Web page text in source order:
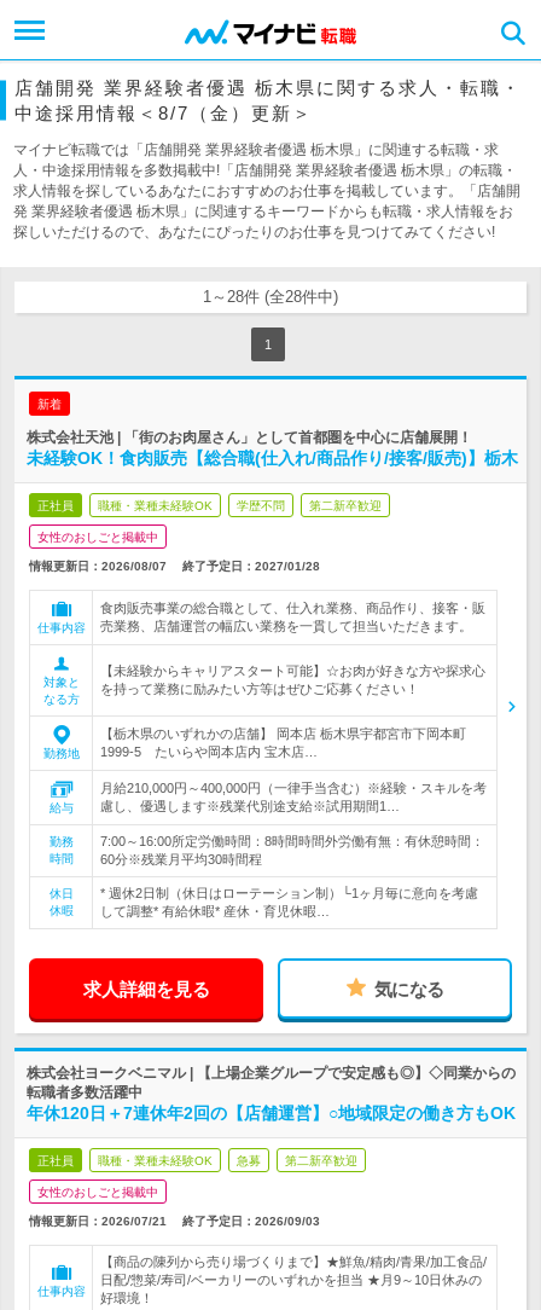
店舗開発 業界経験者優遇 栃木県に関する求人・転職・
中途採用情報＜8/7（金）更新＞
マイナビ転職では「店舗開発 業界経験者優遇 栃木県」に関連する転職・求
人・中途採用情報を多数掲載中!「店舗開発 業界経験者優遇 栃木県」の転職・
求人情報を探しているあなたにおすすめのお仕事を掲載しています。「店舗開
発 業界経験者優遇 栃木県」に関連するキーワードからも転職・求人情報をお
探しいただけるので、あなたにぴったりのお仕事を見つけてみてください!
1～28件 (全28件中)
1
新着
株式会社天池 | 「街のお肉屋さん」として首都圏を中心に店舗展開！
未経験OK！食肉販売【総合職(仕入れ/商品作り/接客/販売)】栃木
正社員 職種・業種未経験OK 学歴不問 第二新卒歓迎
女性のおしごと掲載中
情報更新日：2026/08/07 終了予定日： 2027/01/28
仕事内容
食肉販売事業の総合職として、仕入れ業務、商品作り、接客・販
売業務、店舗運営の幅広い業務を一貫して担当いただきます。
対象と
なる方
【未経験からキャリアスタート可能】☆お肉が好きな方や探求心
を持って業務に励みたい方等はぜひご応募ください！
勤務地
【栃木県のいずれかの店舗】 岡本店 栃木県宇都宮市下岡本町
1999-5 たいらや岡本店内 宝木店…
給与
月給210,000円～400,000円（一律手当含む）※経験・スキルを考
慮し、優遇します※残業代別途支給※試用期間1…
勤務
時間
7:00～16:00所定労働時間：8時間時間外労働有無：有休憩時間：
60分※残業月平均30時間程
休日
休暇
* 週休2日制（休日はローテーション制）└1ヶ月毎に意向を考慮
して調整* 有給休暇* 産休・育児休暇…
求人詳細を見る 気になる
株式会社ヨークベニマル | 【上場企業グループで安定感も◎】◇同業からの
転職者多数活躍中
年休120日＋7連休年2回の【店舗運営】○地域限定の働き方もOK
正社員 職種・業種未経験OK 急募 第二新卒歓迎
女性のおしごと掲載中
情報更新日：2026/07/21 終了予定日： 2026/09/03
仕事内容
【商品の陳列から売り場づくりまで】★鮮魚/精肉/青果/加工食品/
日配/惣菜/寿司/ベーカリーのいずれかを担当 ★月9～10日休みの
好環境！